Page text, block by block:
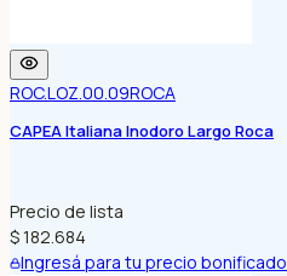
ROC.LOZ.00.09ROCA
CAPEA Italiana Inodoro Largo Roca
Precio de lista
$ 182.684
Ingresá para tu precio bonificado